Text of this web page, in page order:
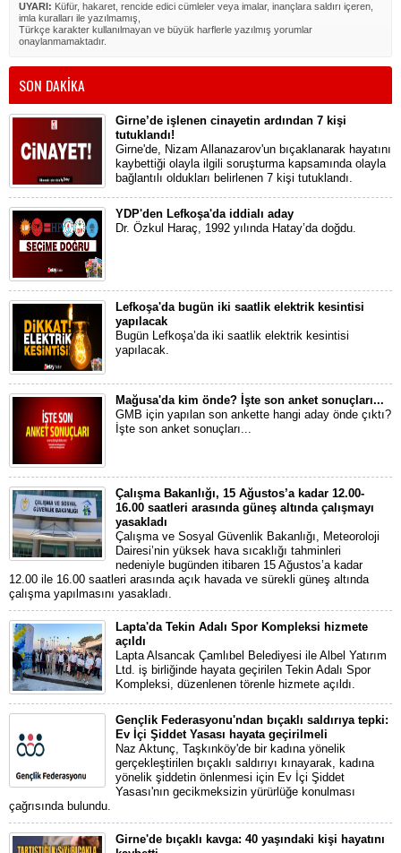
UYARI: Küfür, hakaret, rencide edici cümleler veya imalar, inançlara saldırı içeren,
imla kuralları ile yazılmamış,
Türkçe karakter kullanılmayan ve büyük harflerle yazılmış yorumlar
onaylanmamaktadır.
SON DAKİKA
Girne’de işlenen cinayetin ardından 7 kişi
tutuklandı!
Girne'de, Nizam Allanazarov'un bıçaklanarak hayatını
kaybettiği olayla ilgili soruşturma kapsamında olayla
bağlantılı oldukları belirlenen 7 kişi tutuklandı.
YDP'den Lefkoşa'da iddialı aday
Dr. Özkul Haraç, 1992 yılında Hatay’da doğdu.
Lefkoşa'da bugün iki saatlik elektrik kesintisi
yapılacak
Bugün Lefkoşa’da iki saatlik elektrik kesintisi
yapılacak.
Mağusa'da kim önde? İşte son anket sonuçları...
GMB için yapılan son ankette hangi aday önde çıktı?
İşte son anket sonuçları...
Çalışma Bakanlığı, 15 Ağustos’a kadar 12.00-
16.00 saatleri arasında güneş altında çalışmayı
yasakladı
Çalışma ve Sosyal Güvenlik Bakanlığı, Meteoroloji
Dairesi’nin yüksek hava sıcaklığı tahminleri
nedeniyle bugünden itibaren 15 Ağustos’a kadar
12.00 ile 16.00 saatleri arasında açık havada ve sürekli güneş altında
çalışma yapılmasını yasakladı.
Lapta'da Tekin Adalı Spor Kompleksi hizmete
açıldı
Lapta Alsancak Çamlıbel Belediyesi ile Albel Yatırım
Ltd. iş birliğinde hayata geçirilen Tekin Adalı Spor
Kompleksi, düzenlenen törenle hizmete açıldı.
Gençlik Federasyonu'ndan bıçaklı saldırıya tepki:
Ev İçi Şiddet Yasası hayata geçirilmeli
Naz Aktunç, Taşkınköy'de bir kadına yönelik
gerçekleştirilen bıçaklı saldırıyı kınayarak, kadına
yönelik şiddetin önlenmesi için Ev İçi Şiddet
Yasası'nın gecikmeksizin yürürlüğe konulması
çağrısında bulundu.
Girne'de bıçaklı kavga: 40 yaşındaki kişi hayatını